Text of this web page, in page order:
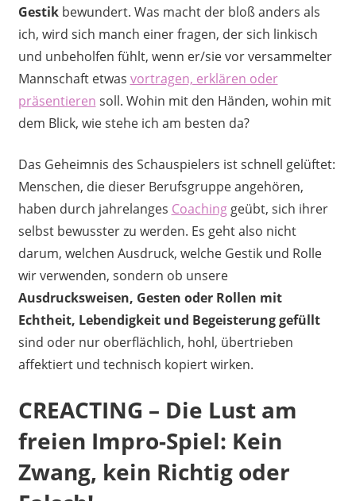
Gestikbewundert. Was macht der bloß anders als
ich, wird sich manch einer fragen, der sich linkisch
und unbeholfen fühlt, wenn er/sie vor versammelter
Mannschaft etwas vortragen, erklären oder
präsentieren soll. Wohin mit den Händen, wohin mit
dem Blick, wie stehe ich am besten da?
Das Geheimnis des Schauspielers ist schnell gelüftet:
Menschen, die dieser Berufsgruppe angehören,
haben durch jahrelanges Coachinggeübt, sich ihrer
selbst bewusster zu werden. Es geht also nicht
darum, welchen Ausdruck, welche Gestik und Rolle
wir verwenden, sondern ob unsere
Ausdrucksweisen, Gesten oder Rollen mit
Echtheit, Lebendigkeit und Begeisterung gefüllt
sind oder nur oberflächlich, hohl, übertrieben
affektiert und technisch kopiert wirken.
CREACTING – Die Lust am
freien Impro-Spiel: Kein
Zwang, kein Richtig oder